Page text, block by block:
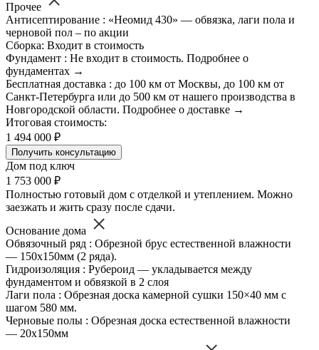
Прочее
Антисептирование : «Неомид 430» — обвязка, лаги пола и
черновой пол – по акции
Сборка: Входит в стоимость
Фундамент : Не входит в стоимость. Подробнее о
фундаментах →
Бесплатная доставка : до 100 км от Москвы, до 100 км от
Санкт-Петербурга или до 500 км от нашего производства в
Новгородской области. Подробнее о доставке →
Итоговая стоимость:
1 494 000 ₽
Получить консультацию
Дом под ключ
1 753 000 ₽
Полностью готовый дом с отделкой и утеплением. Можно
заезжать и жить сразу после сдачи.
Основание дома
Обвязочный ряд : Обрезной брус естественной влажности
— 150х150мм (2 ряда).
Гидроизоляция : Рубероид — укладывается между
фундаментом и обвязкой в 2 слоя
Лаги пола : Обрезная доска камерной сушки 150×40 мм с
шагом 580 мм.
Черновые полы : Обрезная доска естественной влажности
— 20х150мм